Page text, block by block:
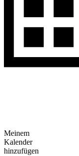
Meinem
Kalender
hinzufügen